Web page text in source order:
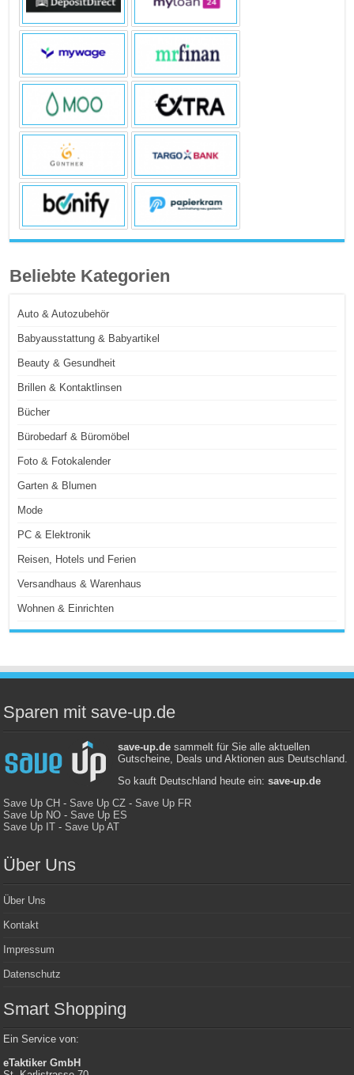
Beliebte Kategorien
Auto & Autozubehör
Babyausstattung & Babyartikel
Beauty & Gesundheit
Brillen & Kontaktlinsen
Bücher
Bürobedarf & Büromöbel
Foto & Fotokalender
Garten & Blumen
Mode
PC & Elektronik
Reisen, Hotels und Ferien
Versandhaus & Warenhaus
Wohnen & Einrichten
Sparen mit save-up.de
save-up.desammelt für Sie alle aktuellen
Gutscheine, Deals und Aktionen aus Deutschland.
So kauft Deutschland heute ein: save-up.de
Save Up CH -Save Up CZ -Save Up FR
Save Up NO -Save Up ES
Save Up IT -Save Up AT
Über Uns
Über Uns
Kontakt
Impressum
Datenschutz
Smart Shopping
Ein Service von:
eTaktiker GmbH